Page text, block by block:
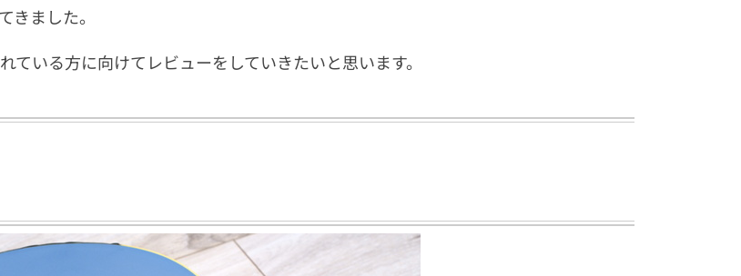
きました。
いる方に向けてレビューをしていきたいと思います。